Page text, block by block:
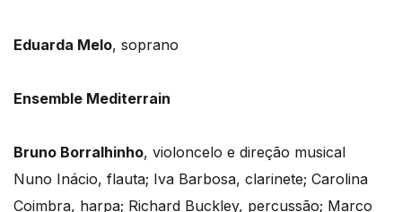
Eduarda Melo, soprano
Ensemble Mediterrain
Bruno Borralhinho, violoncelo e direção musical
Nuno Inácio, flauta; Iva Barbosa, clarinete; Carolina
Coimbra, harpa; Richard Buckley, percussão; Marco